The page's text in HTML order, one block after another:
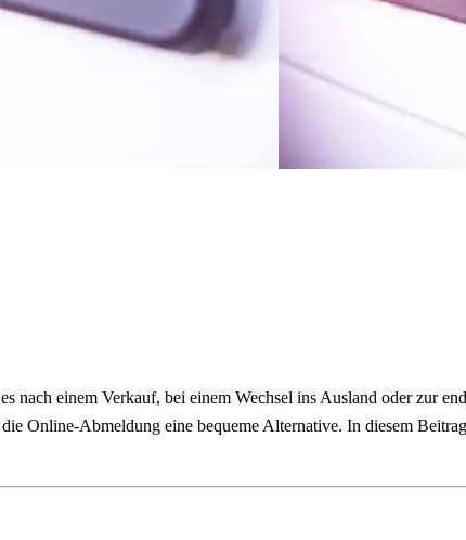
nach einem Verkauf, bei einem Wechsel ins Ausland oder zur
Online-Abmeldung eine bequeme Alternative. In diesem